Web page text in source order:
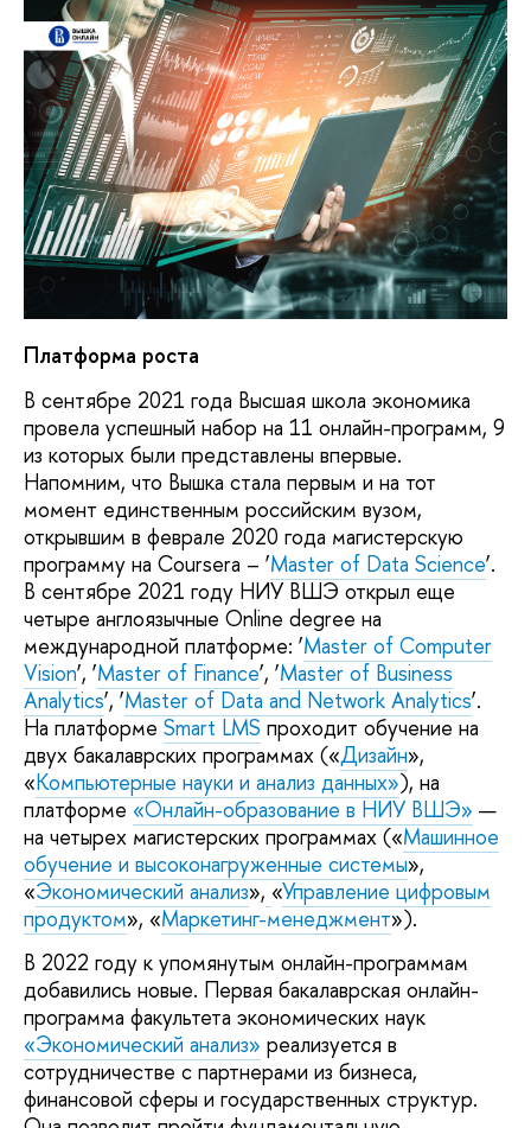
Платформа роста
В сентябре 2021 года Высшая школа экономика
провела успешный набор на 11 онлайн-программ, 9
из которых были представлены впервые.
Напомним, что Вышка стала первым и на тот
момент единственным российским вузом,
открывшим в феврале 2020 года магистерскую
программу на Coursera – ‘Master of Data Science’.
В сентябре 2021 году НИУ ВШЭ открыл еще
четыре англоязычные Online degree на
международной платформе: ‘Master of Computer
Vision’, ‘Master of Finance’, ‘Master of Business
Analytics’, ‘Master of Data and Network Analytics’.
На платформе Smart LMS проходит обучение на
двух бакалаврских программах («Дизайн»,
«Компьютерные науки и анализ данных»), на
платформе «Онлайн-образование в НИУ ВШЭ» —
на четырех магистерских программах («Машинное
обучение и высоконагруженные системы»,
«Экономический анализ», «Управление цифровым
продуктом», «Маркетинг-менеджмент»).
В 2022 году к упомянутым онлайн-программам
добавились новые. Первая бакалаврская онлайн-
программа факультета экономических наук
«Экономический анализ» реализуется в
сотрудничестве с партнерами из бизнеса,
финансовой сферы и государственных структур.